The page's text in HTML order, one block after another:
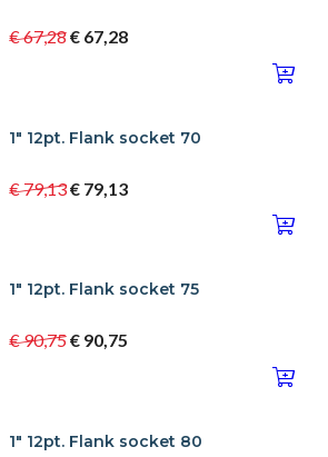
€ 67,28€ 67,28
1" 12pt. Flank socket 70
€ 79,13€ 79,13
1" 12pt. Flank socket 75
€ 90,75€ 90,75
1" 12pt. Flank socket 80